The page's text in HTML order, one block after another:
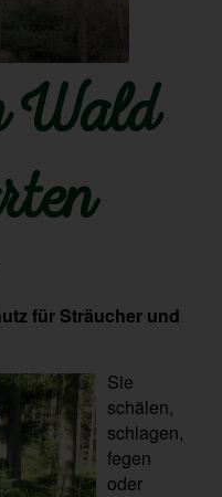
Wald
für Sträucher und
Sie
schälen,
schlagen,
fegen
oder